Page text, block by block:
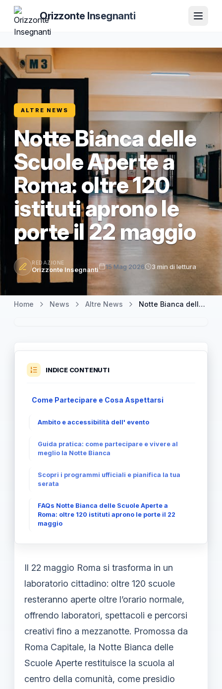
Orizzonte Insegnanti
ALTRE NEWS
Notte Bianca delle
Scuole Aperte a
Roma: oltre 120
istituti aprono le
porte il 22 maggio
REDAZIONE
Orizzonte Insegnanti 15 Mag 2026 3 min di lettura
Home News Altre News Notte Bianca delle Scuole Aperte a Roma: oltre 120 istituti aprono le porte il 22 maggio
INDICE CONTENUTI
Come Partecipare e Cosa Aspettarsi
Ambito e accessibilità dell' evento
Guida pratica: come partecipare e vivere al
meglio la Notte Bianca
Scopri i programmi ufficiali e pianifica la tua
serata
FAQs Notte Bianca delle Scuole Aperte a
Roma: oltre 120 istituti aprono le porte il 22
maggio
Il 22 maggio Roma si trasforma in un
laboratorio cittadino: oltre 120 scuole
resteranno aperte oltre l’orario normale,
offrendo laboratori, spettacoli e percorsi
creativi fino a mezzanotte. Promossa da
Roma Capitale, la Notte Bianca delle
Scuole Aperte restituisce la scuola al
centro della comunità, come presidio